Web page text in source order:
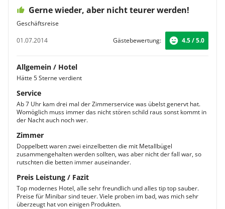
Gerne wieder, aber nicht teurer werden!
Geschäftsreise
01.07.2014
Gästebewertung: 4.5 / 5.0
Allgemein / Hotel
Hätte 5 Sterne verdient
Service
Ab 7 Uhr kam drei mal der Zimmerservice was übelst genervt hat.
Womöglich muss immer das nicht stören schild raus sonst kommt in
der Nacht auch noch wer.
Zimmer
Doppelbett waren zwei einzelbetten die mit Metallbügel
zusammengehalten werden sollten, was aber nicht der fall war, so
rutschten die betten immer auseinander.
Preis Leistung / Fazit
Top modernes Hotel, alle sehr freundlich und alles tip top sauber.
Preise für Minibar sind teuer. Viele proben im bad, was mich sehr
überzeugt hat von einigen Produkten.